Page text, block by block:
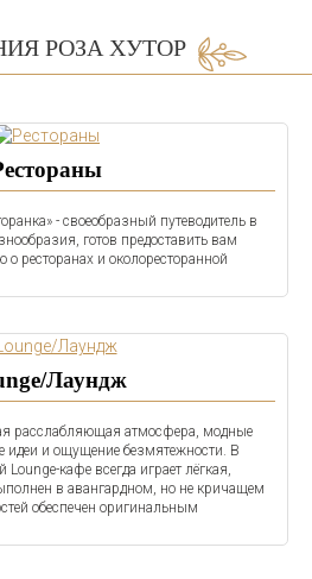
РОЗА ХУТОР
- своеобразный путеводитель в
готов предоставить вам
ресторанах и околоресторанной
Лаундж
расслабляющая атмосфера, модные
идеи и ощущение безмятежности. В
Lounge-кафе всегда играет лёгкая,
в авангардном, но не кричащем
обеспечен оригинальным